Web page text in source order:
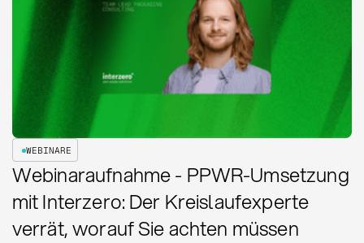
WEBINARE
Webinaraufnahme - PPWR-Umsetzung
mit Interzero: Der Kreislaufexperte
verrät, worauf Sie achten müssen